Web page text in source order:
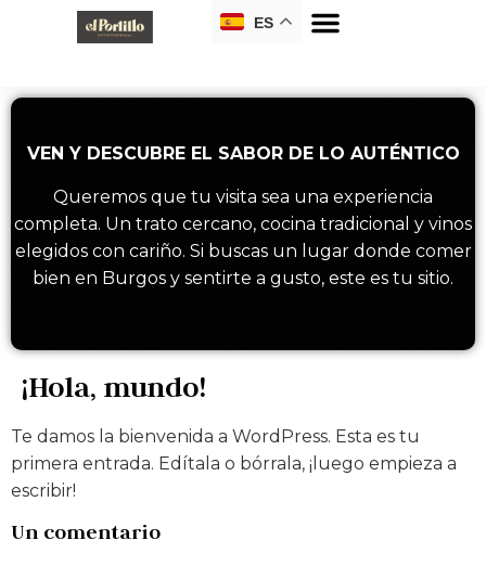
ES
VEN Y DESCUBRE EL SABOR DE LO AUTÉNTICO
Queremos que tu visita sea una experiencia
completa. Un trato cercano, cocina tradicional y vinos
elegidos con cariño. Si buscas un lugar donde comer
bien en Burgos y sentirte a gusto, este es tu sitio.
¡Hola, mundo!
Te damos la bienvenida a WordPress. Esta es tu
primera entrada. Edítala o bórrala, ¡luego empieza a
escribir!
Un comentario